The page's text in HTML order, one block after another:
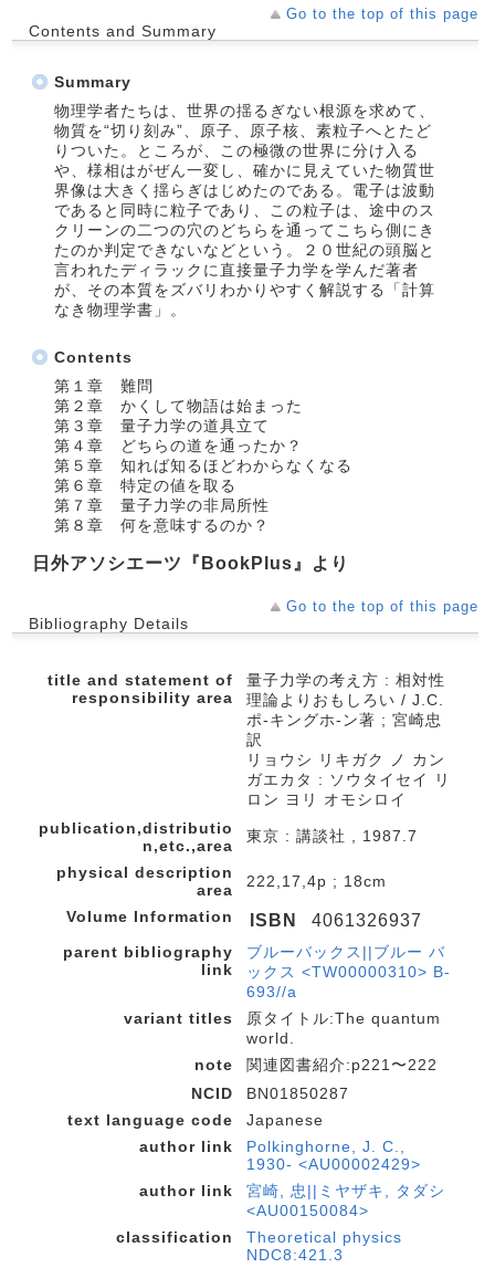
Go to the top of this page
Contents and Summary
Summary
物理学者たちは、世界の揺るぎない根源を求めて、
物質を“切り刻み”、原子、原子核、素粒子へとたど
りついた。ところが、この極微の世界に分け入る
や、様相はがぜん一変し、確かに見えていた物質世
界像は大きく揺らぎはじめたのである。電子は波動
であると同時に粒子であり、この粒子は、途中のス
クリーンの二つの穴のどちらを通ってこちら側にき
たのか判定できないなどという。２０世紀の頭脳と
言われたディラックに直接量子力学を学んだ著者
が、その本質をズバリわかりやすく解説する「計算
なき物理学書」。
Contents
第１章 難問
第２章 かくして物語は始まった
第３章 量子力学の道具立て
第４章 どちらの道を通ったか？
第５章 知れば知るほどわからなくなる
第６章 特定の値を取る
第７章 量子力学の非局所性
第８章 何を意味するのか？
日外アソシエーツ『BookPlus』より
Go to the top of this page
Bibliography Details
title and statement of
responsibility area
量子力学の考え方 : 相対性
理論よりおもしろい / J.C.
ポ-キングホ-ン著 ; 宮崎忠
訳
リョウシ リキガク ノ カン
ガエカタ : ソウタイセイ リ
ロン ヨリ オモシロイ
publication,distributio
n,etc.,area
東京 : 講談社 , 1987.7
physical description
area
222,17,4p ; 18cm
Volume Information
ISBN 4061326937
parent bibliography
link
ブルーバックス||ブルー バ
ックス <TW00000310> B-
693//a
variant titles
原タイトル:The quantum
world.
note
関連図書紹介:p221〜222
NCID
BN01850287
text language code
Japanese
author link
Polkinghorne, J. C.,
1930- <AU00002429>
author link
宮崎, 忠||ミヤザキ, タダシ
<AU00150084>
classification
Theoretical physics
NDC8:421.3